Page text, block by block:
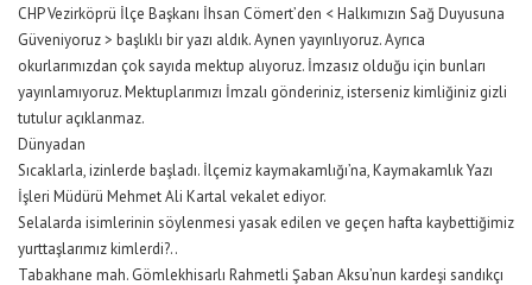
CHP Vezirköprü İlçe Başkanı İhsan Cömert’den < Halkımızın Sağ Duyusuna
Güveniyoruz > başlıklı bir yazı aldık. Aynen yayınlıyoruz. Ayrıca
okurlarımızdan çok sayıda mektup alıyoruz. İmzasız olduğu için bunları
yayınlamıyoruz. Mektuplarımızı İmzalı gönderiniz, isterseniz kimliğiniz gizli
tutulur açıklanmaz.
Dünyadan
Sıcaklarla, izinlerde başladı. İlçemiz kaymakamlığı’na, Kaymakamlık Yazı
İşleri Müdürü Mehmet Ali Kartal vekalet ediyor.
Selalarda isimlerinin söylenmesi yasak edilen ve geçen hafta kaybettiğimiz
yurttaşlarımız kimlerdi?..
Tabakhane mah. Gömlekhisarlı Rahmetli Şaban Aksu’nun kardeşi sandıkçı